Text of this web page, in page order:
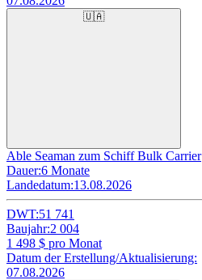
🇺🇦
Able Seaman zum Schiff Bulk Carrier
Dauer:6 Monate
Landedatum:13.08.2026
DWT:51 741
Baujahr:2 004
1 498 $ pro Monat
Datum der Erstellung/Aktualisierung:
07.08.2026